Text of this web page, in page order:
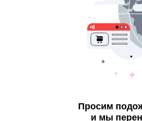
Просим
и мы